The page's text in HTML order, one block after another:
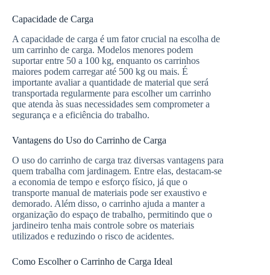
Capacidade de Carga
A capacidade de carga é um fator crucial na escolha de
um carrinho de carga. Modelos menores podem
suportar entre 50 a 100 kg, enquanto os carrinhos
maiores podem carregar até 500 kg ou mais. É
importante avaliar a quantidade de material que será
transportada regularmente para escolher um carrinho
que atenda às suas necessidades sem comprometer a
segurança e a eficiência do trabalho.
Vantagens do Uso do Carrinho de Carga
O uso do carrinho de carga traz diversas vantagens para
quem trabalha com jardinagem. Entre elas, destacam-se
a economia de tempo e esforço físico, já que o
transporte manual de materiais pode ser exaustivo e
demorado. Além disso, o carrinho ajuda a manter a
organização do espaço de trabalho, permitindo que o
jardineiro tenha mais controle sobre os materiais
utilizados e reduzindo o risco de acidentes.
Como Escolher o Carrinho de Carga Ideal